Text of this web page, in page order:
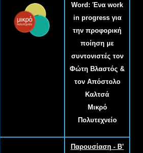
Word: Ένα work
in progress για
την προφορική
ποίηση με
συντονιστές τον
Φώτη Βλαστός &
τον Απόστολο
Καλτσά
Μικρό
Πολυτεχνείο
Παρουσίαση - B’